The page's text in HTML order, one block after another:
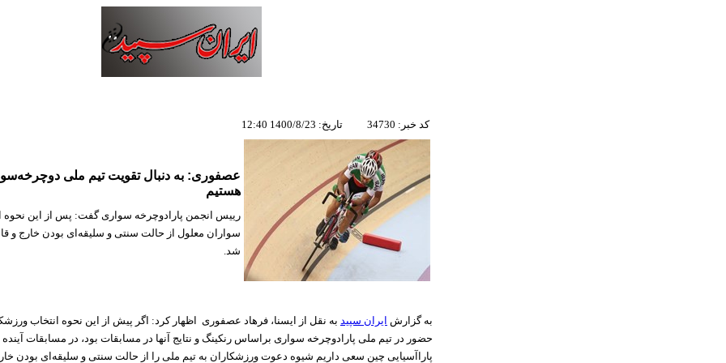
کد خبر: 34730 تاریخ: 1400/8/23 12:40
عصفوری: به دنبال تقویت تیم ملی
هستیم
رییس انجمن پارادوچرخه سواری گفت: پس از این نحوه
سواران معلول از حالت سنتی و سلیقه‌ای بودن خارج و
شد.
به گزارش ایران سپید به نقل از ایسنا، فرهاد عصفوری اظهار کرد: اگر پیش از این نحوه انتخاب
حضور در تیم ملی پارادوچرخه سواری براساس رنکینگ و نتایج آنها در مسابقات بود، در مسابقات آینده
پاراآسیایی چین سعی داریم شیوه دعوت ورزشکاران به تیم ملی را از حالت سنتی و سلیقه‌ای بودن